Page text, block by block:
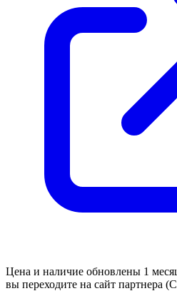
Цена и наличие обновлены 1
вы переходите на сайт партнера